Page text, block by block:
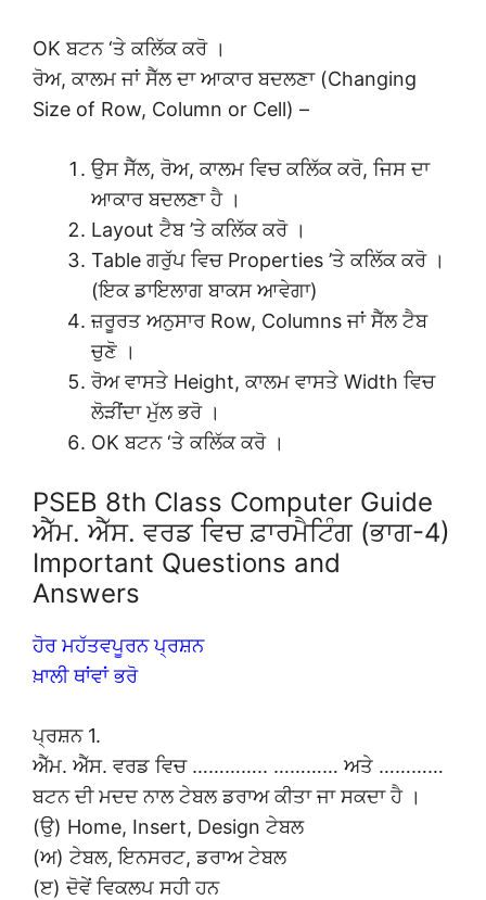
OK ਬਟਨ ‘ਤੇ ਕਲਿੱਕ ਕਰੋ ।
ਰੋਅ, ਕਾਲਮ ਜਾਂ ਸੈੱਲ ਦਾ ਆਕਾਰ ਬਦਲਣਾ (Changing
Size of Row, Column or Cell) –
ਉਸ ਸੈੱਲ, ਰੋਅ, ਕਾਲਮ ਵਿਚ ਕਲਿੱਕ ਕਰੋ, ਜਿਸ ਦਾ
ਆਕਾਰ ਬਦਲਣਾ ਹੈ ।
Layout ਟੈਬ ’ਤੇ ਕਲਿੱਕ ਕਰੋ ।
Table ਗਰੁੱਪ ਵਿਚ Properties ’ਤੇ ਕਲਿੱਕ ਕਰੋ ।
(ਇਕ ਡਾਇਲਾਗ ਬਾਕਸ ਆਵੇਗਾ)
ਜ਼ਰੂਰਤ ਅਨੁਸਾਰ Row, Columns ਜਾਂ ਸੈੱਲ ਟੈਬ
ਚੁਣੋ ।
ਰੋਅ ਵਾਸਤੇ Height, ਕਾਲਮ ਵਾਸਤੇ Width ਵਿਚ
ਲੋੜੀਂਦਾ ਮੁੱਲ ਭਰੋ ।
OK ਬਟਨ ‘ਤੇ ਕਲਿੱਕ ਕਰੋ ।
PSEB 8th Class Computer Guide
ਐੱਮ. ਐੱਸ. ਵਰਡ ਵਿਚ ਫ਼ਾਰਮੈਟਿੰਗ (ਭਾਗ-4)
Important Questions and
Answers
ਹੋਰ ਮਹੱਤਵਪੂਰਨ ਪ੍ਰਸ਼ਨ
ਖ਼ਾਲੀ ਥਾਂਵਾਂ ਭਰੋ
ਪ੍ਰਸ਼ਨ 1.
ਐੱਮ. ਐੱਸ. ਵਰਡ ਵਿਚ ………….. ………… ਅਤੇ …………
ਬਟਨ ਦੀ ਮਦਦ ਨਾਲ ਟੇਬਲ ਡਰਾਅ ਕੀਤਾ ਜਾ ਸਕਦਾ ਹੈ ।
(ਉ) Home, Insert, Design ਟੇਬਲ
(ਅ) ਟੇਬਲ, ਇਨਸਰਟ, ਡਰਾਅ ਟੇਬਲ
(ੲ) ਦੋਵੇਂ ਵਿਕਲਪ ਸਹੀ ਹਨ